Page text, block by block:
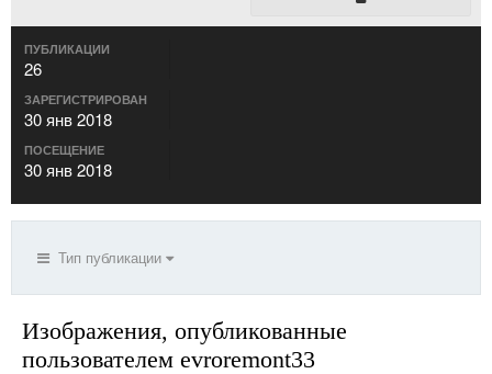
ПУБЛИКАЦИИ
26
ЗАРЕГИСТРИРОВАН
30 янв 2018
ПОСЕЩЕНИЕ
30 янв 2018
Тип публикации
Изображения, опубликованные
пользователем evroremont33